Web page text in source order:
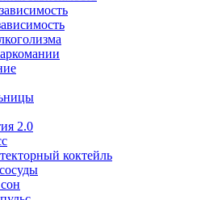
2.0
коктейль